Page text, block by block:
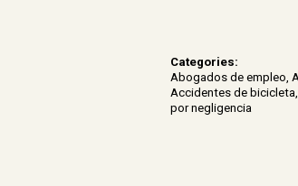
Categories:
Abogados de empleo,
Accidentes de bicicleta,
por negligencia